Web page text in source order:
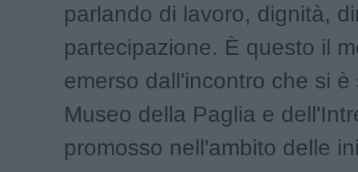
parlando di lavoro, dignità,
partecipazione. È questo il
emerso dall'incontro che si è
Museo della Paglia e
promosso nell'ambito delle